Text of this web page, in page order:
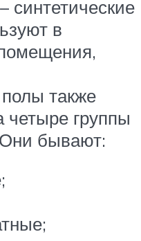
в
также
четыре группы
бывают: